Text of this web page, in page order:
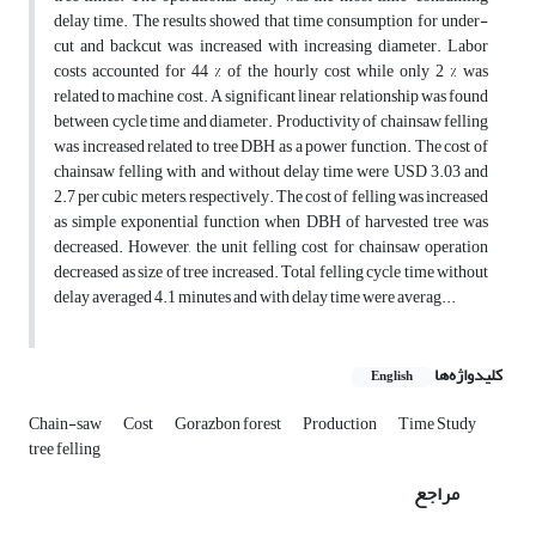
delay time. The results showed that time consumption for under-
cut and backcut was increased with increasing diameter. Labor
costs accounted for 44 % of the hourly cost while only 2 % was
related to machine cost. A significant linear relationship was found
between cycle time and diameter. Productivity of chainsaw felling
was increased related to tree DBH as a power function. The cost of
chainsaw felling with and without delay time were USD 3.03 and
2.7 per cubic meters, respectively. The cost of felling was increased
as simple exponential function when DBH of harvested tree was
decreased. However, the unit felling cost for chainsaw operation
decreased as size of tree increased. Total felling cycle time without
delay averaged 4.1 minutes and with delay time were averag...
کلیدواژه‌ها English
Chain-saw Cost Gorazbon forest Production Time Study
tree felling
مراجع